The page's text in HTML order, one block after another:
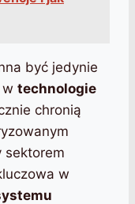
być jedynie
technologie
chronią
sektorem
w